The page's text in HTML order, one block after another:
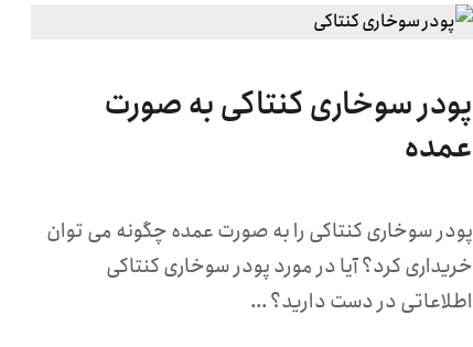
پودر سوخاری کنتاکی به صورت
عمده
پودر سوخاری کنتاکی را به صورت عمده چگونه می توان
خریداری کرد؟ آیا در مورد پودر سوخاری کنتاکی
اطلاعاتی در دست دارید؟ ...